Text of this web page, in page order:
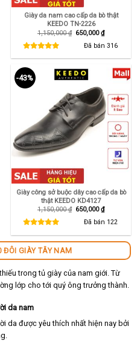
Giày da nam cao cấp da bò thật
KEEDO TN-2226
1,150,000₫ Giá
1,150,000 ₫.
650,000₫Giá
hiện
tại
là:
Đã bán 316
-43%
Giày công sở buộc dây cao cấp da bò
thật KEEDO KD4127
1,150,000₫ Giá
650,000₫Giá
hiện
tại
Đã bán 122
ĐÔI GIÀY TÂY NAM
trong tủ giày của nam giới. Từ
lớp cho tới quý ông trưởng thành.
da nam
da được yêu thích nhất hiện nay bởi